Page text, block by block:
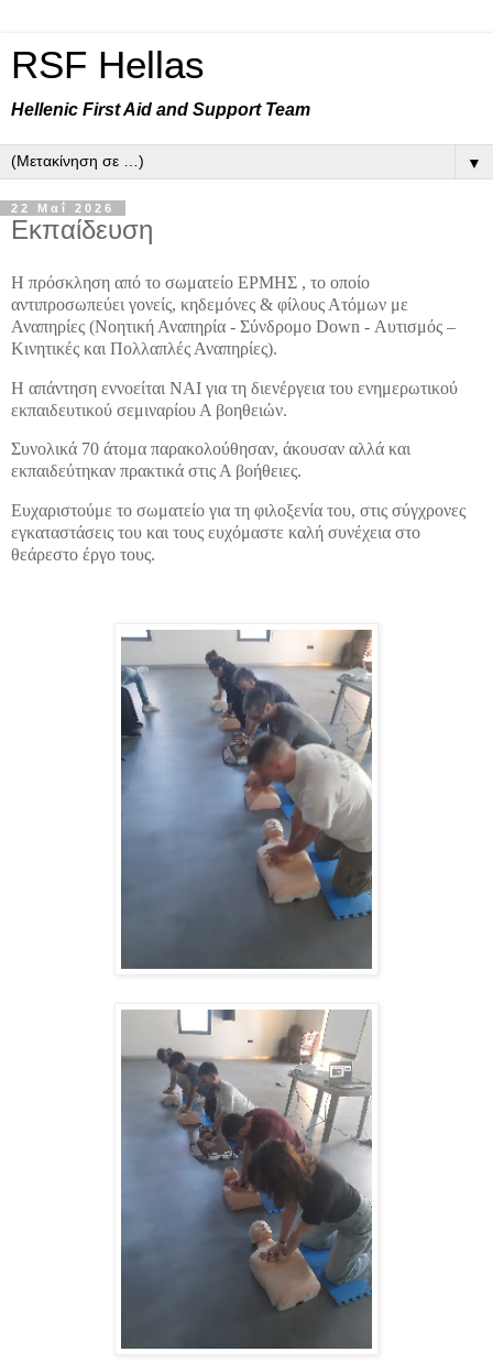
RSF Hellas
Hellenic First Aid and Support Team
▼
22 Μαΐ 2026
Εκπαίδευση
Η πρόσκληση από το σωματείο ΕΡΜΗΣ , το οποίο
αντιπροσωπεύει γονείς, κηδεμόνες & φίλους Ατόμων με
Αναπηρίες (Νοητική Αναπηρία - Σύνδρομο Down - Αυτισμός –
Κινητικές και Πολλαπλές Αναπηρίες).
Η απάντηση εννοείται NAI για τη διενέργεια του ενημερωτικού
εκπαιδευτικού σεμιναρίου Α βοηθειών.
Συνολικά 70 άτομα παρακολούθησαν, άκουσαν αλλά και
εκπαιδεύτηκαν πρακτικά στις Α βοήθειες.
Ευχαριστούμε το σωματείο για τη φιλοξενία του, στις σύγχρονες
εγκαταστάσεις του και τους ευχόμαστε καλή συνέχεια στο
θεάρεστο έργο τους.